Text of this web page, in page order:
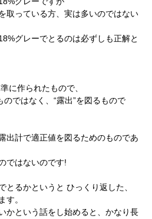
取っている方、実は多いのではない
グレーでとるのは必ずしも正解と
に作られたもので、
のではなく、“露出”を図るもので
出計で適正値を図るためのものであ
ではないのです!
とるかというと ひっくり返した、
す。
かという話をし始めると、かなり長